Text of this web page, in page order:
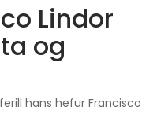
Lindor
og
hans hefur Francisco